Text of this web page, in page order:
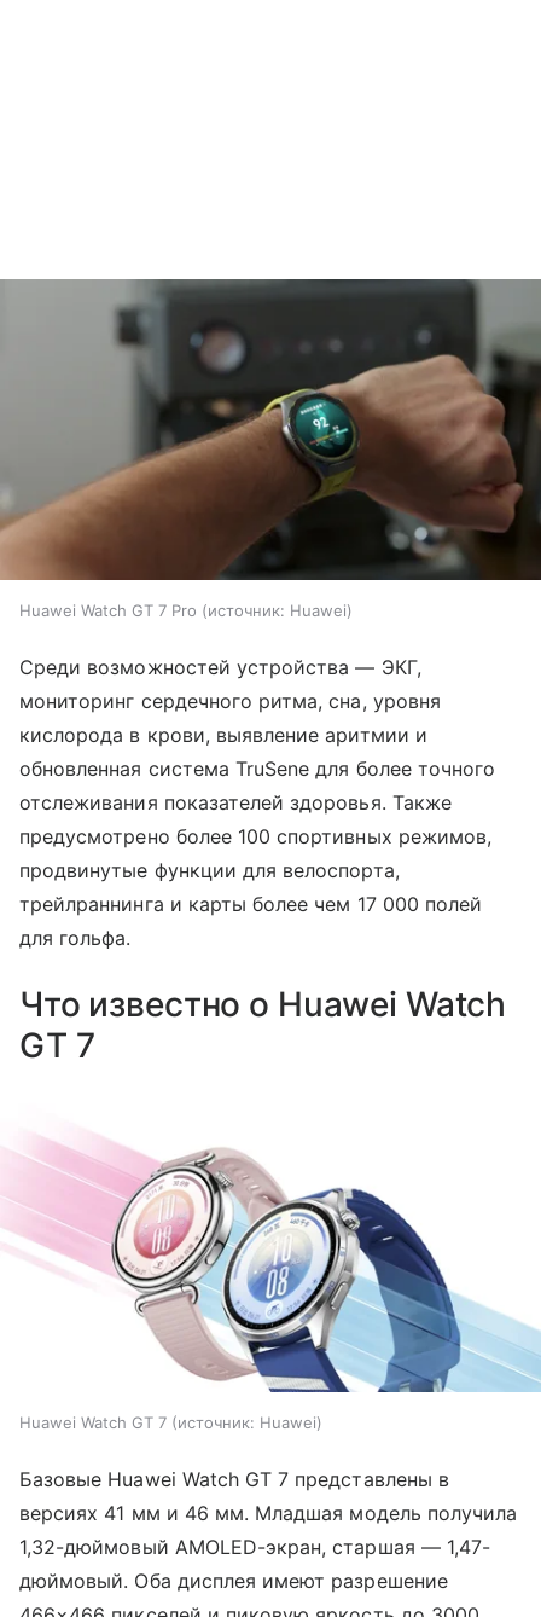
Huawei Watch GT 7 Pro источник: Huawei
Среди возможностей устройства — ЭКГ,
мониторинг сердечного ритма, сна, уровня
кислорода в крови, выявление аритмии и
обновленная система TruSene для более точного
отслеживания показателей здоровья. Также
предусмотрено более 100 спортивных режимов,
продвинутые функции для велоспорта,
трейлраннинга и карты более чем 17 000 полей
для гольфа.
Что известно о Huawei Watch
GT 7
Huawei Watch GT 7 источник: Huawei
Базовые Huawei Watch GT 7 представлены в
версиях 41 мм и 46 мм. Младшая модель получила
1,32-дюймовый AMOLED-экран, старшая — 1,47-
дюймовый. Оба дисплея имеют разрешение